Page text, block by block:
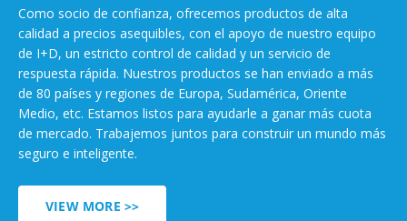
Como socio de confianza, ofrecemos productos de alta
calidad a precios asequibles, con el apoyo de nuestro equipo
de I+D, un estricto control de calidad y un servicio de
respuesta rápida. Nuestros productos se han enviado a más
de 80 países y regiones de Europa, Sudamérica, Oriente
Medio, etc. Estamos listos para ayudarle a ganar más cuota
de mercado. Trabajemos juntos para construir un mundo más
seguro e inteligente.
VIEW MORE >>